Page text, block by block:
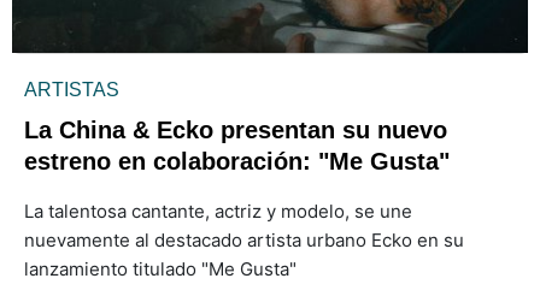
ARTISTAS
La China & Ecko presentan su nuevo
estreno en colaboración: "Me Gusta"
La talentosa cantante, actriz y modelo, se une
nuevamente al destacado artista urbano Ecko en su
lanzamiento titulado "Me Gusta"